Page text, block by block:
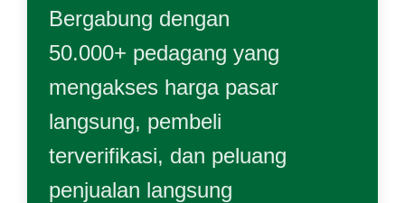
Bergabung dengan
50.000+ pedagang yang
mengakses harga pasar
langsung, pembeli
terverifikasi, dan peluang
penjualan langsung